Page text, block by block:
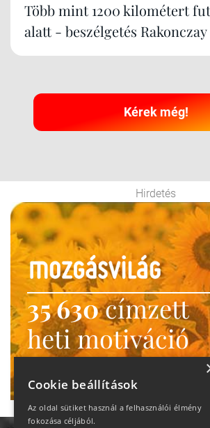
Több mint 1200 kilométert
alatt - beszélgetés
Kérek még!
Hirdetés
35 630címzett
heti motiváció
Ne maradj le!
Cookie beállítások
Az oldal sütiket használ a felhasználói élmény
fokozása céljából.